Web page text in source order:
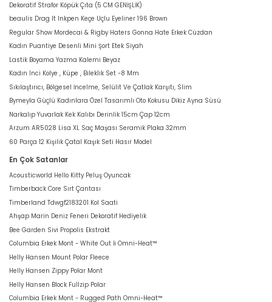
Dekoratif Strafor Köpük Çıta (5 CM GENİŞLİK)
beaulis Drag It Inkpen Keçe Uçlu Eyeliner 196 Brown
Regular Show Mordecai & Rigby Haters Gonna Hate Erkek Cüzdan
Kadın Puantiye Desenli Mini Şort Etek Siyah
Lastik Boyama Yazma Kalemi Beyaz
Kadın Inci Kolye , Küpe , Bileklik Set -8 Mm
Sıkılaştırıcı, Bölgesel İncelme, Selülit Ve Çatlak Karşıtı, Slim
Bymeyla Güçlü Kadınlara Özel Tasarımlı Oto Kokusu Dikiz Ayna Süsü
Narkalıp Yuvarlak Kek Kalıbı Derinlik 15cm Çap 12cm
Arzum AR5028 Lisa XL Saç Maşası Seramik Plaka 32mm
60 Parça 12 Kişilik Çatal Kaşık Seti Hasır Model
En Çok Satanlar
Acousticworld Hello Kitty Peluş Oyuncak
Timberback Core Sırt Çantası
Timberland Tdwgf2183201 Kol Saati
Ahşap Marin Deniz Feneri Dekoratif Hediyelik
Bee Garden Sivi Propolis Ekstrakt
Columbia Erkek Mont - White Out İi Omni-Heat™
Helly Hansen Mount Polar Fleece
Helly Hansen Zippy Polar Mont
Helly Hansen Block Fullzip Polar
Columbia Erkek Mont - Rugged Path Omni-Heat™